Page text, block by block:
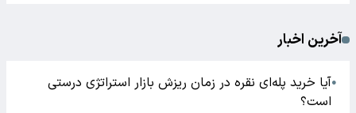
آخرین اخبار
●آیا خرید پله‌ای نقره در زمان ریزش بازار استراتژی درستی
است؟